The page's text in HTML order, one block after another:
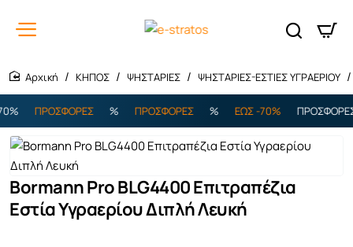
ΚΗΠΟΣ ΨΗΣΤΑΡΙΕΣ ΨΗΣΤΑΡΙΕΣ-ΕΣΤΙΕΣ ΥΓΡΑΕΡΙΟΥ
ΠΡΟΣΦΟΡΕΣ ΠΡΟΣΦΟΡΕΣ ΕΩΣ -70% ΠΡΟΣΦΟΡΕΣ
Bormann Pro BLG4400 Επιτραπέζια
Εστία Υγραερίου Διπλή Λευκή